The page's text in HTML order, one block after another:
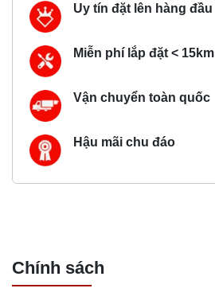
Uy tín đặt lên hàng đầu
Miễn phí lắp đặt < 15km
Vận chuyển toàn quốc
Hậu mãi chu đáo
Chính sách